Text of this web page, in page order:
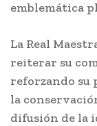
emblemática
La Real
reiterar su
reforzando su
la
difusión de la